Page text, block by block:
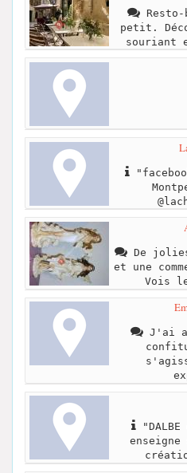
petit.
De
et une
Vois
J'ai